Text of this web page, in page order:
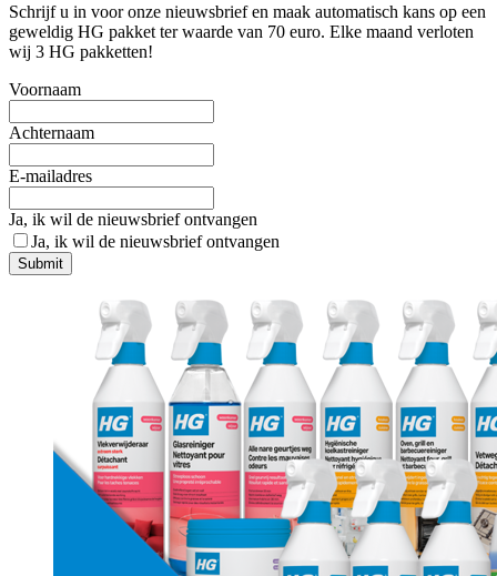
Schrijf u in voor onze nieuwsbrief en maak automatisch kans op een
geweldig HG pakket ter waarde van 70 euro. Elke maand verloten
wij 3 HG pakketten!
Voornaam
Achternaam
E-mailadres
Ja, ik wil de nieuwsbrief ontvangen
Ja, ik wil de nieuwsbrief ontvangen
Submit